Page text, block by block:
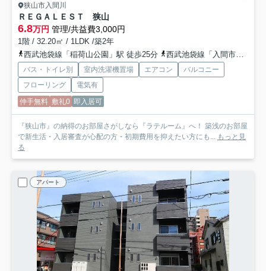
狭山市入間川
ＲＥＧＡＬＥＳＴ 狭山
6.8万円 管理/共益費3,000円
1階 / 32.20㎡ / 1LDK /築2年
西武池袋線「稲荷山公園」駅 徒歩25分
西武池袋線「入間市」駅 バス21分 西武バス「社会福祉会館（狭山市）」 停歩2分
バス・トイレ別 室内洗濯機置場 エアコン
バルコニー
フローリング
電気有
仲手無料 敷礼0 即入居可
『狭山市』の納得のお部屋さがしなら『ラテルーム』へ！ 築浅のお部屋
で新生活・入居審査が心配の方・初期費用を抑えたい方にも... もっと見
る
アパート